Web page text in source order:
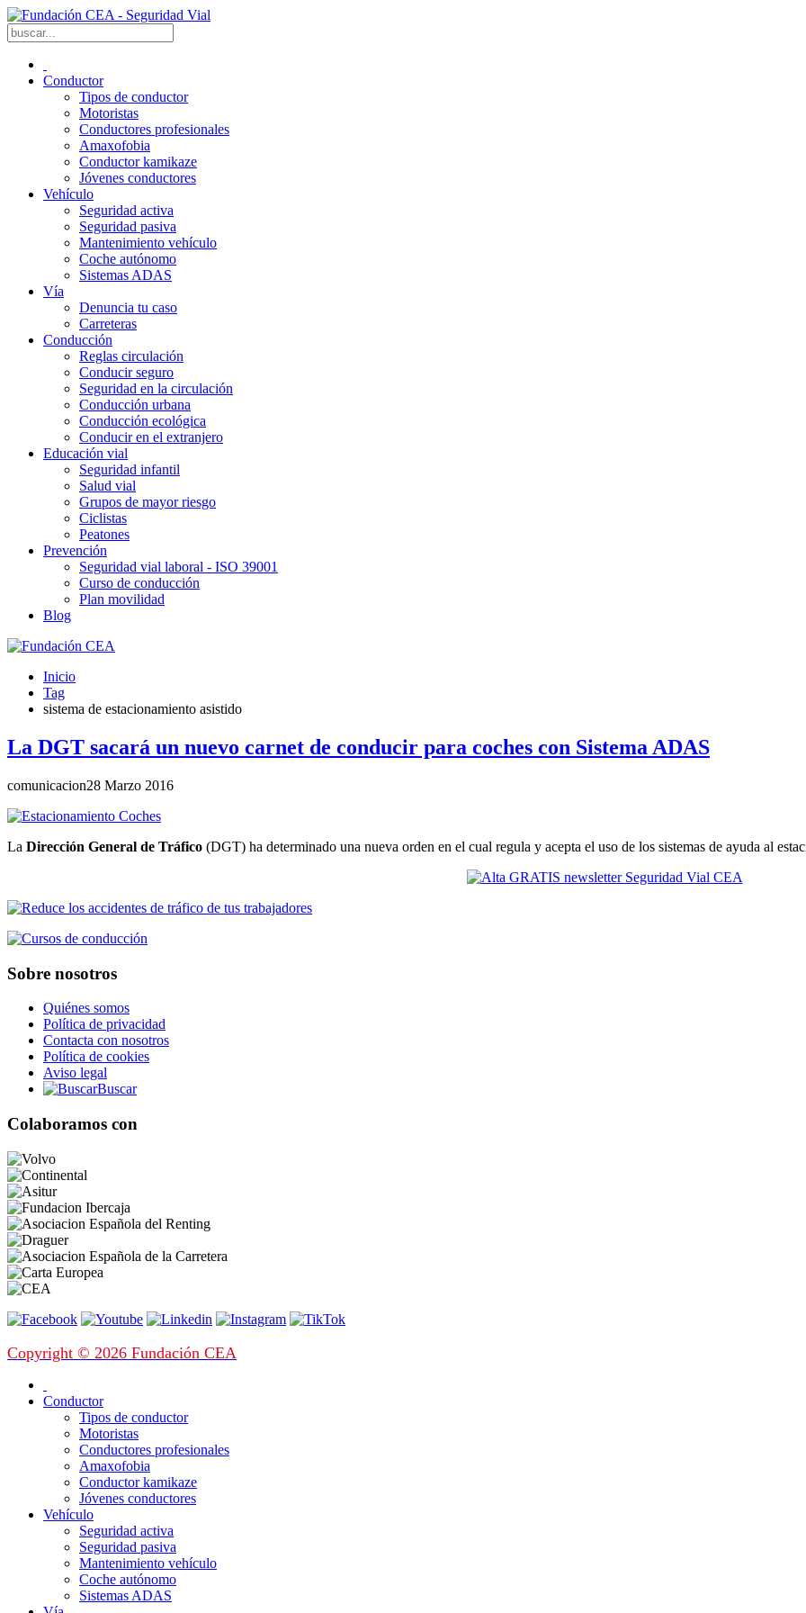
Conductor
Tipos de conductor
Motoristas
Conductores profesionales
Amaxofobia
Conductor kamikaze
Jóvenes conductores
Vehículo
Seguridad activa
Seguridad pasiva
Mantenimiento vehículo
Coche autónomo
Sistemas ADAS
Vía
Denuncia tu caso
Carreteras
Conducción
Reglas circulación
Conducir seguro
Seguridad en la circulación
Conducción urbana
Conducción ecológica
Conducir en el extranjero
Educación vial
Seguridad infantil
Salud vial
Grupos de mayor riesgo
Ciclistas
Peatones
Prevención
Seguridad vial laboral - ISO 39001
Curso de conducción
Plan movilidad
Blog
Inicio
Tag
sistema de estacionamiento asistido
La DGT sacará un nuevo carnet de conducir para coches con Sistema ADAS
comunicacion28 Marzo 2016
La Dirección General de Tráfico (DGT) ha determinado una nueva orden en el cual regula y acepta el uso de los sistemas de ayuda al
Sobre nosotros
Quiénes somos
Política de privacidad
Contacta con nosotros
Política de cookies
Aviso legal
Buscar
Colaboramos con
Copyright © 2026 Fundación CEA
Conductor
Tipos de conductor
Motoristas
Conductores profesionales
Amaxofobia
Conductor kamikaze
Jóvenes conductores
Vehículo
Seguridad activa
Seguridad pasiva
Mantenimiento vehículo
Coche autónomo
Sistemas ADAS